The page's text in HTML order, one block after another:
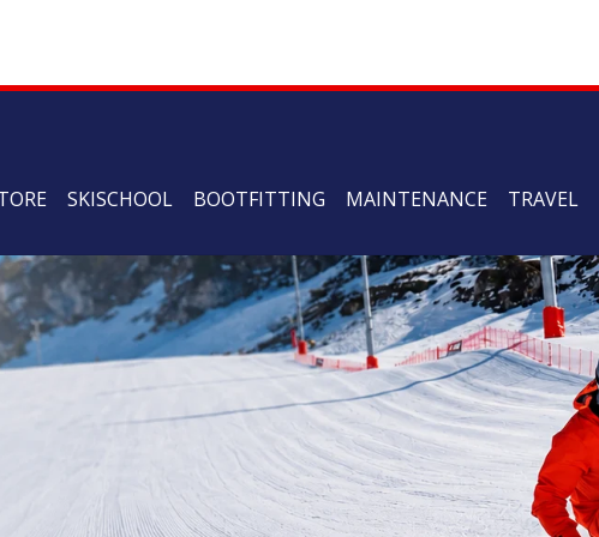
SKISCHOOL BOOTFITTING MAINTENANCE TRAVEL